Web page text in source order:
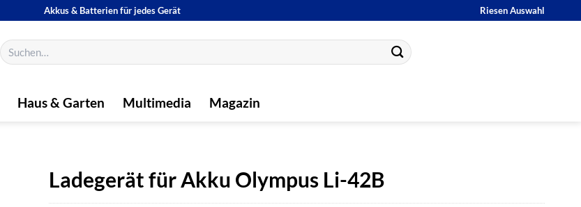
Akkus & Batterien für jedes Gerät Riesen Auswahl
Suchen
nach:
Haus & Garten Multimedia Magazin
Ladegerät für Akku Olympus Li-42B